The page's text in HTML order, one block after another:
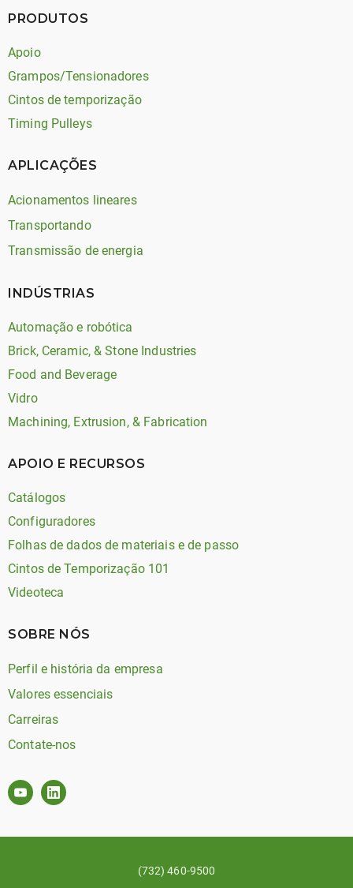
PRODUTOS
Apoio
Grampos/Tensionadores
Cintos de temporização
Timing Pulleys
APLICAÇÕES
Acionamentos lineares
Transportando
Transmissão de energia
INDÚSTRIAS
Automação e robótica
Brick, Ceramic, & Stone Industries
Food and Beverage
Vidro
Machining, Extrusion, & Fabrication
APOIO E RECURSOS
Catálogos
Configuradores
Folhas de dados de materiais e de passo
Cintos de Temporização 101
Videoteca
SOBRE NÓS
Perfil e história da empresa
Valores essenciais
Carreiras
Contate-nos
(732) 460-9500